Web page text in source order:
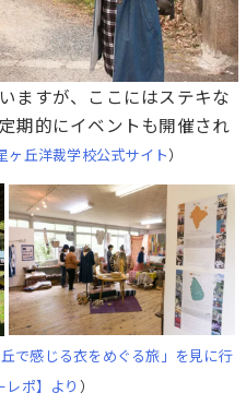
ますが、ここにはステキな
期的にイベントも開催され
ヶ丘洋裁学校公式サイト）
で感じる衣をめぐる旅」を見に行
ポ】より ）